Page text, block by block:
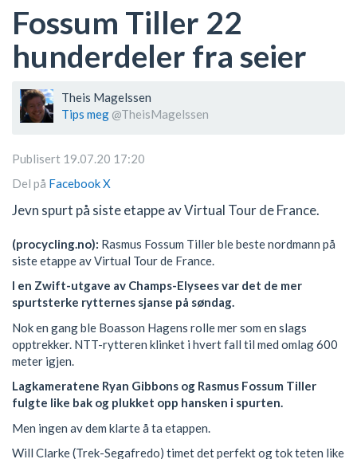
Fossum Tiller 22
hunderdeler fra seier
Theis Magelssen
Tips meg @TheisMagelssen
Publisert 19.07.20 17:20
Del på FacebookX
Jevn spurt på siste etappe av Virtual Tour de France.
(procycling.no): Rasmus Fossum Tiller ble beste nordmann på
siste etappe av Virtual Tour de France.
I en Zwift-utgave av Champs-Elysees var det de mer
spurtsterke rytternes sjanse på søndag.
Nok en gang ble Boasson Hagens rolle mer som en slags
opptrekker. NTT-rytteren klinket i hvert fall til med omlag 600
meter igjen.
Lagkameratene Ryan Gibbons og Rasmus Fossum Tiller
fulgte like bak og plukket opp hansken i spurten.
Men ingen av dem klarte å ta etappen.
Will Clarke (Trek-Segafredo) timet det perfekt og tok teten like